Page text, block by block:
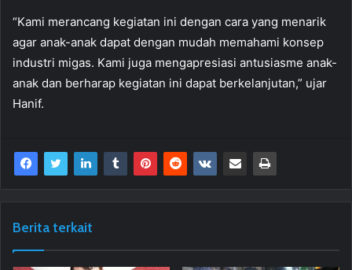
“Kami merancang kegiatan ini dengan cara yang menarik
agar anak-anak dapat dengan mudah memahami konsep
industri migas. Kami juga mengapresiasi antusiasme anak-
anak dan berharap kegiatan ini dapat berkelanjutan,” ujar
Hanif.
Berita terkait